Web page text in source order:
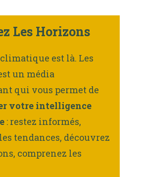
Les Horizons
climatique est là. Les
un média
qui vous permet de
votre intelligence
: restez informés,
tendances, découvrez
comprenez les